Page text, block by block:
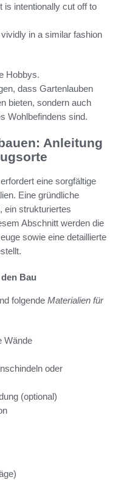
is intentionally cut off to
in a similar fashion
Hobbys.
dass Gartenlauben
bieten, sondern auch
Wohlbefindens sind.
Anleitung
eine sorgfältige
Eine gründliche
ein strukturiertes
Abschnitt werden die
sowie eine detaillierte
Bau
folgende Materialien für
Wände
oder
(optional)